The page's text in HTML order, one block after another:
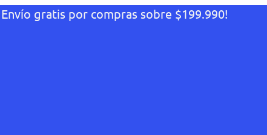
gratis por compras sobre $199.990!